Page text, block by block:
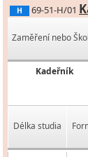
H 69-51-H/01
Zaměření nebo
Kadeřník
Délka studia